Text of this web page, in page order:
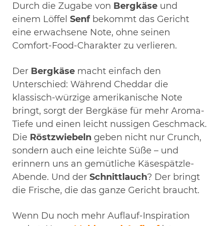
Durch die Zugabe von Bergkäse und
einem Löffel Senfbekommt das Gericht
eine erwachsene Note, ohne seinen
Comfort-Food-Charakter zu verlieren.
Der Bergkäse macht einfach den
Unterschied: Während Cheddar die
klassisch-würzige amerikanische Note
bringt, sorgt der Bergkäse für mehr Aroma-
Tiefe und einen leicht nussigen Geschmack.
Die Röstzwiebeln geben nicht nur Crunch,
sondern auch eine leichte Süße – und
erinnern uns an gemütliche Käsespätzle-
Abende. Und der Schnittlauch? Der bringt
die Frische, die das ganze Gericht braucht.
Wenn Du noch mehr Auflauf-Inspiration